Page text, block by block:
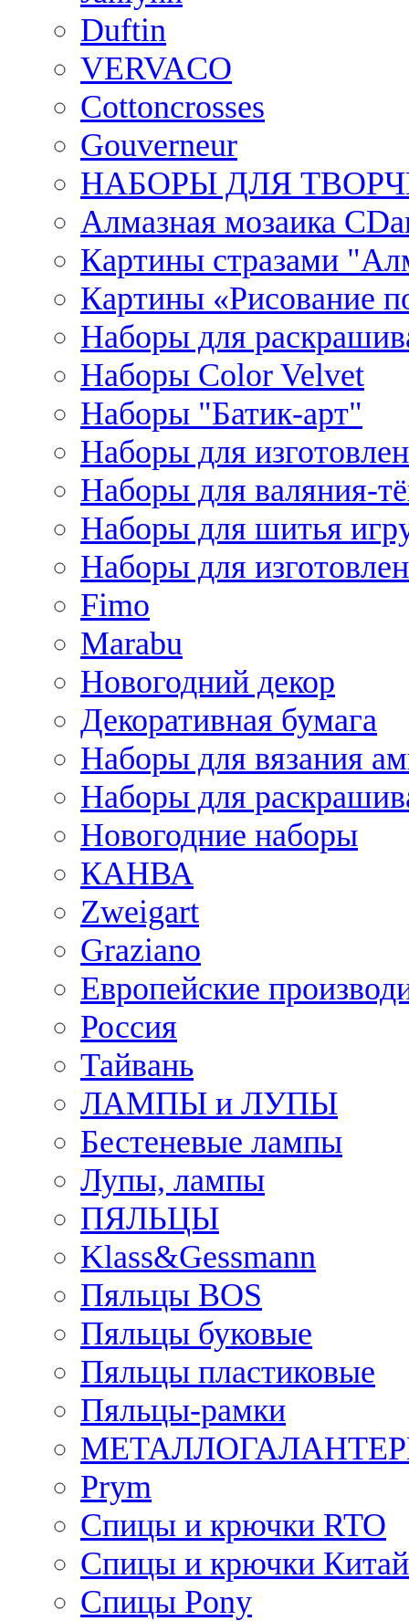
Duftin
VERVACO
Cottoncrosses
Gouverneur
НАБОРЫ ДЛЯ
Алмазная мозаика
Картины стразами
Картины «Рисование
Наборы для
Наборы Сolor Velvet
Наборы "Батик-арт"
Наборы для
Наборы для валяния-
Наборы для шитья
Наборы для
Fimo
Marabu
Новогодний декор
Декоративная бумага
Наборы для вязания
Наборы для
Новогодние наборы
КАНВА
Zweigart
Graziano
Европейские
Россия
Тайвань
ЛАМПЫ и ЛУПЫ
Бестеневые лампы
Лупы, лампы
ПЯЛЬЦЫ
Klass&Gessmann
Пяльцы BOS
Пяльцы буковые
Пяльцы пластиковые
Пяльцы-рамки
Prym
Спицы и крючки RTO
Спицы и крючки Китай
Спицы Pony